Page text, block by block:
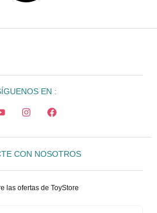
EN :
CON NOSOTROS
las ofertas de ToyStore